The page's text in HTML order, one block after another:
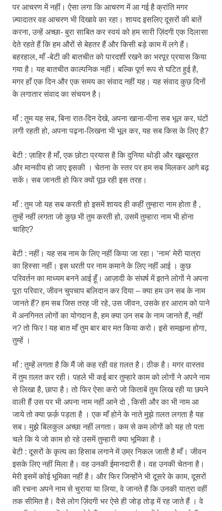
पर आचरण में नहीं। ऐसा लगा कि आचरण में आ गई है क्रांति मगर
ज़्यादातर वह आचरण भी दिखावे का रहा। शायद इसलिए दूसरों की बातें
करना, उन्हें अच्छा- बुरा साबित कर स्वयं को हम सारी ज़िंदगी एक दिलासा
देते रहते हैं कि हम औरों से बेहतर हैं और किसी बड़े काम में लगे हैं।
बहरहाल, माँ -बेटी की बातचीत को पारदर्शी रखने का भरपूर प्रयास किया
गया है। यह बातचीत काल्पनिक नहीं। बल्कि पूर्ण रूप से घटित हुई है,
मगर हाँ एक दिन और एक समय का संवाद नहीं यह। यह संवाद कुछ दिनों
के लगातार संवाद का संचयन है।
माँ : तुम यह सब, बिना रात-दिन देखे, अपना खाना-पीना सब भूल कर, घंटों
लगी रहती हो, अपना पढ़ना-लिखना भी भूल कर, यह सब किस के लिए है?
बेटी : ज़ाहिर है माँ, एक छोटा प्रयास है कि दुनिया थोड़ी और खूबसूरत
और मानवीय हो जाए इसकी । चेतना के स्तर पर हम सब मिलकर आगे बढ़
सकें। सब जानती हो फिर क्यों पूछ रही इस तरह।
माँ : तुम जो यह सब करती हो इसमें शायद ही कहीं तुम्हारा नाम होता है ,
तुम्हें नहीं लगता जो कुछ भी तुम करती हो, उसमें तुम्हारा नाम भी होना
चाहिए?
बेटी : नहीं। यह सब नाम के लिए नहीं किया जा रहा। ‘नाम’ मेरी यात्रा
का हिस्सा नहीं। इस धरती पर नाम कमाने के लिए नहीं आई । कुछ
परिवर्तन का माध्यम बनने आई हूँ। आज़ादी के संघर्ष में इतने लोगों ने अपना
पूरा परिवार, जीवन चुपचाप बलिदान कर दिया – क्या हम उन सब के नाम
जानते हैं? हम सब जिस तरह जी रहे, उस जीवन, उसके हर आराम को पाने
में अनगिनत लोगों का योगदान है, हम क्या उन सब के नाम जानते हैं, नहीं
न? तो फिर ! यह बात माँ तुम बार बार मत किया करो। इसे समझना होगा,
तुम्हें ।
माँ : तुम्हें लगता है कि मैं जो कह रही वह ग़लत है। ठीक है। मगर वास्तव
में तुम ग़लत कर रही। पहले भी कई बार तुम्हारे काम को लोगों ने अपने नाम
से लिखा है, छापा है। तो फिर ऐसा करो जो किताबें तुम लिख रही या छपने
वाली हैं उस पर भी अपना नाम नहीं आने दो , किसी और का भी नाम आ
जाये तो क्या फ़र्क़ पड़ता है । एक माँ होने के नाते मुझे ग़लत लगता है यह
सब। मुझे बिलकुल अच्छा नहीं लगता। कम से कम लोगों को यह तो पता
चले कि ये जो काम हो रहे उसमें तुम्हारी क्या भूमिका है ।
बेटी : दूसरों के कृत्य का हिसाब लगाने में उम्र निकल जाती है माँ। जीवन
इसके लिए नहीं मिला है। वह उनकी ईमानदारी है। वह उनकी चेतना है।
मेरी इसमें कोई भूमिका नहीं है। और फिर जिन्होंने भी दूसरे के काम, दूसरों
की रचना अपने नाम से चुराया या लिया, वे जानते हैं कि उनकी यात्रा वहीं
तक सीमित है। वैसे लोग ज़िंदगी भर ऐसे ही जोड़ तोड़ में रह जाते हैं । वे